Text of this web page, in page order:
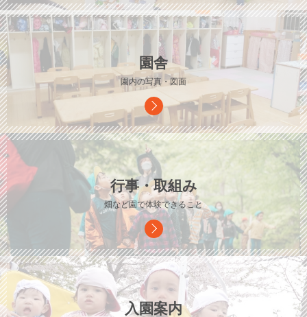
園舎
園内の写真・図面
行事・取組み
畑など園で体験できること
入園案内